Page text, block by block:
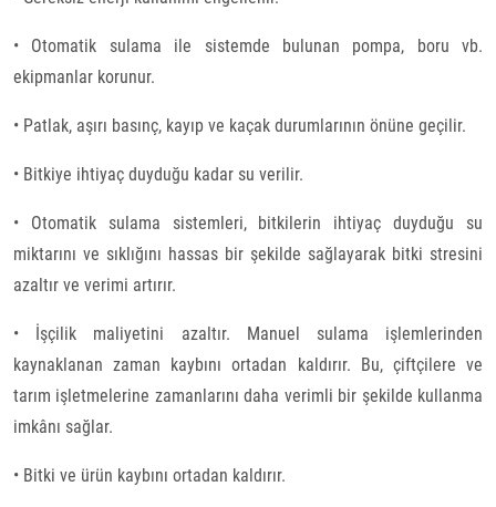
• Otomatik sulama ile sistemde bulunan pompa, boru vb.
ekipmanlar korunur.
• Patlak, aşırı basınç, kayıp ve kaçak durumlarının önüne geçilir.
• Bitkiye ihtiyaç duyduğu kadar su verilir.
• Otomatik sulama sistemleri, bitkilerin ihtiyaç duyduğu su
miktarını ve sıklığını hassas bir şekilde sağlayarak bitki stresini
azaltır ve verimi artırır.
• İşçilik maliyetini azaltır. Manuel sulama işlemlerinden
kaynaklanan zaman kaybını ortadan kaldırır. Bu, çiftçilere ve
tarım işletmelerine zamanlarını daha verimli bir şekilde kullanma
imkânı sağlar.
• Bitki ve ürün kaybını ortadan kaldırır.